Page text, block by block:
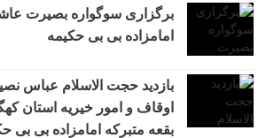
برگزاری سوگواره بصیرت
امامزاده بی بی حکیمه
بازدید حجت الاسلام عباس
اوقاف و امور خیریه استان
بقعه متبرکه امامزاده بی بی